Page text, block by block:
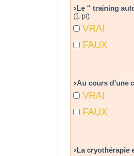
Le “ training
(1 pt)
VRAI
FAUX
Au cours d’une
VRAI
FAUX
La cryothérapie